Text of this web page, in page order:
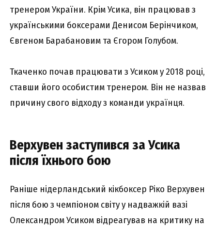
тренером України. Крім Усика, він працював з
українськими боксерами Денисом Берінчиком,
Євгеном Барабановим та Єгором Голубом.
Ткаченко почав працювати з Усиком у 2018 році,
ставши його особистим тренером. Він не назвав
причину свого відходу з команди українця.
Верхувен заступився за Усика
після їхнього бою
Раніше нідерландський кікбоксер Ріко Верхувен
після бою з чемпіоном світу у надважкій вазі
Олександром Усиком відреагував на критику на